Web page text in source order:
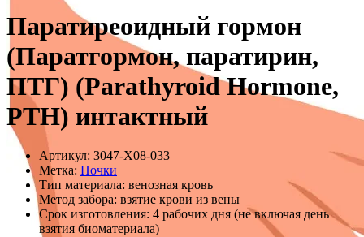
Паратиреоидный гормон
(Паратгормон, паратирин,
ПТГ) (Parathyroid Hormone,
PTH) интактный
Артикул: 3047-Х08-033
Метка: Почки
Тип материала: венозная кровь
Метод забора: взятие крови из вены
Срок изготовления: 4 рабочих дня (не включая день
взятия биоматериала)